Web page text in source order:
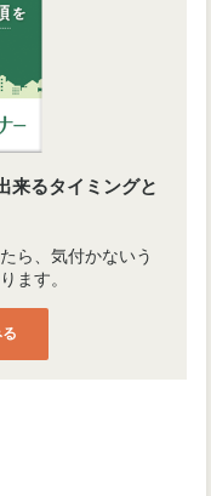
来るタイミングと
ら、気付かないう
ます。